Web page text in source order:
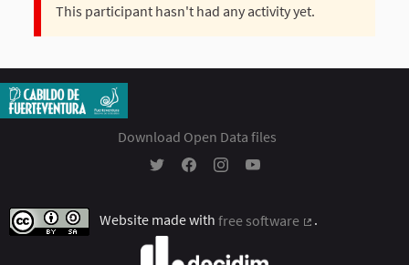
This participant hasn't had any activity yet.
Download Open Data files
Participación Ciudadana - Cabildo
Participación Ciudadana - Cabildo
Participación Ciudadana -
Participación Ciudadana -
Website made with free software
.